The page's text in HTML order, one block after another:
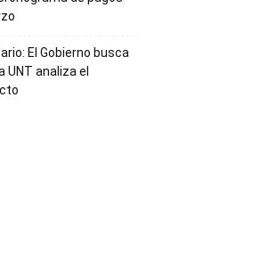
El Gobierno busca
UNT analiza el